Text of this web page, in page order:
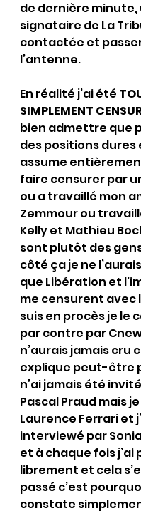
de dernière
signataire de La
contactée et
l’antenne.
En réalité j’ai été
SIMPLEMENT
bien admettre que
des positions dures
assume
faire censurer par
ou a travaillé mon
Zemmour ou
Kelly et Mathieu
sont plutôt des
côté ça je ne
que Libération et
me censurent avec
suis en procès je le
par contre par
n’aurais jamais cru
explique peut-être
n’ai jamais été
Pascal Praud mais
Laurence Ferrari et
interviewé par
et à chaque fois j’ai
librement et cela
passé c’est
constate